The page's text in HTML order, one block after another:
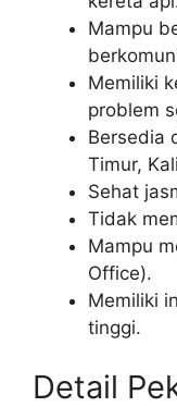
Mampu
Memiliki
problem
Bersedia
Timur,
Sehat
Tidak
Mampu
Office).
Memiliki
tinggi.
Detail